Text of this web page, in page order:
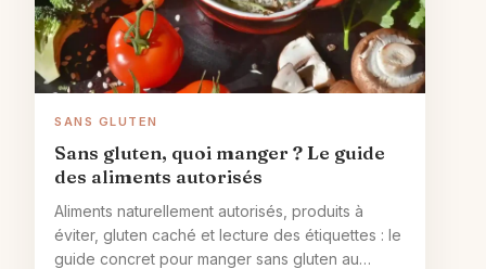
SANS GLUTEN
Sans gluten, quoi manger ? Le guide
des aliments autorisés
Aliments naturellement autorisés, produits à
éviter, gluten caché et lecture des étiquettes : le
guide concret pour manger sans gluten au